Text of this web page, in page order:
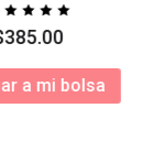
385.00
a mi bolsa